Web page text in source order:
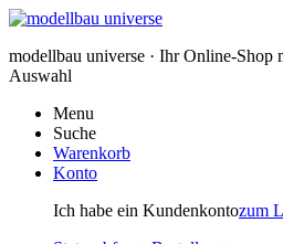
modellbau universe · Ihr Online-Shop
Auswahl
Menu
Suche
Warenkorb
Konto
Ich habe ein Kundenkontozum